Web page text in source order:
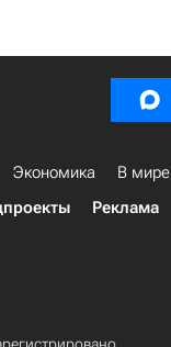
Экономика В мире
Реклама